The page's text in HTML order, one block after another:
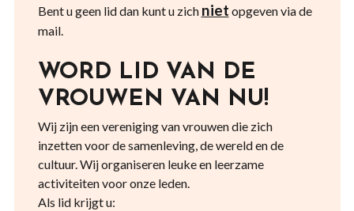
Bent u geen lid dan kunt u zich niet opgeven via de
mail.
WORD LID VAN DE
VROUWEN VAN NU!
Wij zijn een vereniging van vrouwen die zich
inzetten voor de samenleving, de wereld en de
cultuur. Wij organiseren leuke en leerzame
activiteiten voor onze leden.
Als lid krijgt u: